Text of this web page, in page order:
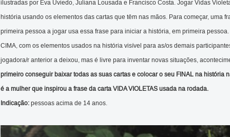
ilustradas por Eva Uviedo, Juliana Lousada e Francisco Costa. Jogar Vidas
história usando os elementos das cartas que têm nas mãos. Para começar, uma
primeira pessoa a jogar usa essa frase para iniciar a história, em primeira
CIMA, com os elementos usados na história visível para as/os demais
jogadora/r anterior a deixou, mas é livre para inventar novas situações,
primeiro conseguir baixar todas as suas cartas e colocar o seu FINAL na
é a mulher que inspirou a frase da carta VIDA VIOLETAS usada na rodada.
Indicação: pessoas acima de 14 anos.